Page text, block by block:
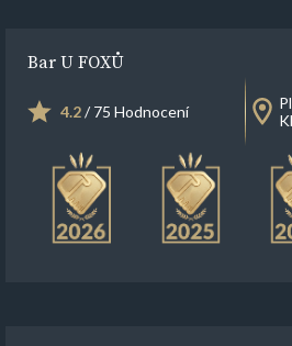
Bar U FOXŮ
4.2/ 75 Hodnocení